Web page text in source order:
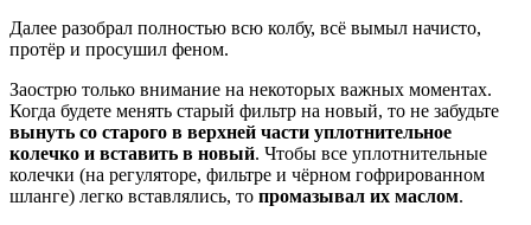
Далее разобрал полностью всю колбу, всё вымыл начисто,
протёр и просушил феном.
Заострю только внимание на некоторых важных моментах.
Когда будете менять старый фильтр на новый, то не забудьте
вынуть со старого в верхней части уплотнительное
колечко и вставить в новый. Чтобы все уплотнительные
колечки (на регуляторе, фильтре и чёрном гофрированном
шланге) легко вставлялись, то промазывал их маслом.